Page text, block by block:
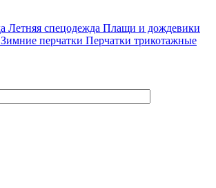
Летняя спецодежда Плащи и дождевики
Зимние перчатки Перчатки трикотажные